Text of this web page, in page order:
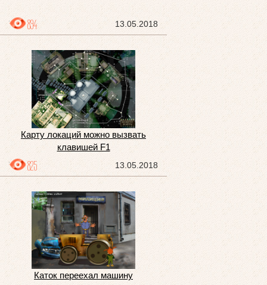
13.05.2018
894
Карту локаций можно вызвать
клавишей F1
13.05.2018
825
Каток переехал машину